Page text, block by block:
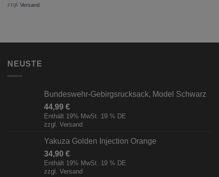
zzgl. Versand
NEUSTE
Bundeswehr-Gebirgsrucksack, Model Schwarz
44,99 €
Enthält 19% MwSt. 19 % DE
zzgl. Versand
Yakuza Golden Injection Orange
34,90 €
Enthält 19% MwSt. 19 % DE
zzgl. Versand